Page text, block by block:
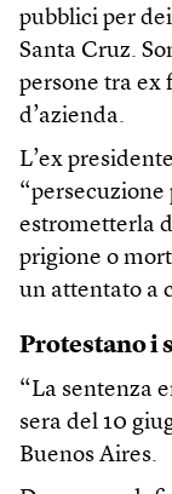
pubblici per
Santa Cruz.
persone tra
d’azienda.
L’ex
estrometterla
prigione o
un attentato a
Protestano i
“La sentenza
sera del 10
Buenos Aires.